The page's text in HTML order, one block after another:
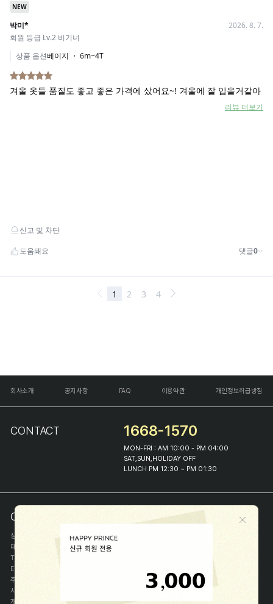
회사소개 공지사항 FAQ 이용약관 개인정보취급방침
CONTACT 1668-1570
MON-FRI : AM 10:00 - PM 04:00
SAT,SUN,HOLIDAY OFF
LUNCH PM 12:30 ~ PM 01:30
COMPANY INFO
상호
(주)해피프린스
대표
이화진
TEL
E-MAIL
주소
사업자등록번호
개인정보관리자
이화진